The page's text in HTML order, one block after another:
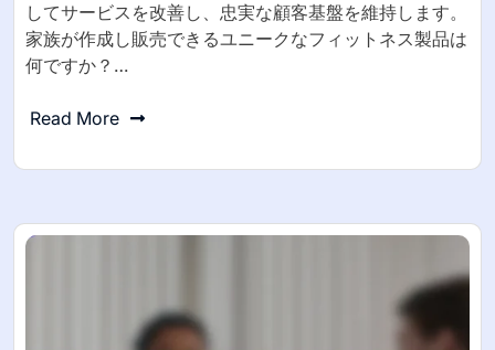
してサービスを改善し、忠実な顧客基盤を維持します。
家族が作成し販売できるユニークなフィットネス製品は
何ですか？…
Read More